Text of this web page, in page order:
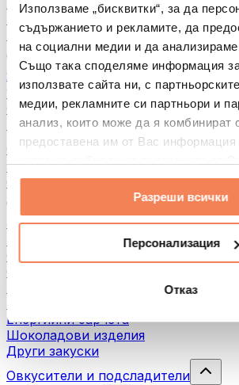
Използваме „бисквитки“, за да
съдържанието и рекламите, да
на социални медии и да
Също така споделяме информация
използвате сайта ни, с
медии, рекламните си партньори и
анализ, които може да я комбинират
предоставена им от Вас информация
услугите им.
Разреши всички
Персонализация
Отказ
Хляб и печива
Бобови култури
Други
Ядкови масла
100% Ядкови масла
Сладки ядкови масла
Протеинови ядкови масла
Суперхрани
Зелени суперхрани
Фибри
Други суперхрани
3акуски
Протеинови бaрове
Сушено месо
Сушени плодове
Енергийни барчета
Шоколадови изделия
Други закуски
Овкусители и подсладители